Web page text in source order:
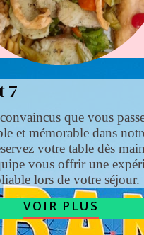
7
que vous
et mémorable dans
votre table dès
vous offrir une
lors de votre séjour.
VOIR PLUS